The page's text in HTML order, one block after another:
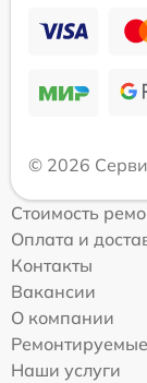
© 2026
Стоимость
Оплата и
Контакты
Вакансии
О компании
Наши услуги